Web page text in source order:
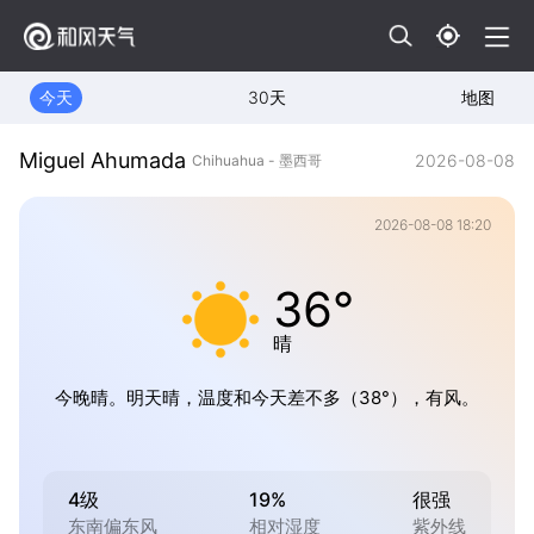
今天 30天 地图
Miguel Ahumada Chihuahua - 墨西哥 2026-08-08
2026-08-08 18:20
36°
晴
今晚晴。明天晴，温度和今天差不多（38°），有风。
4级
东南偏东风
19%
相对湿度
很强
紫外线